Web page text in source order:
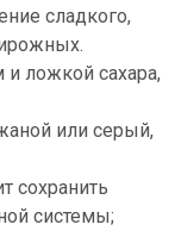
сладкого,
и ложкой сахара,
или серый,
сохранить
системы;